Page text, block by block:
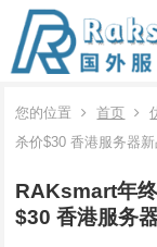
您的位置 首页
杀价$30 香港服务器
RAKsmart年
$30 香港服务